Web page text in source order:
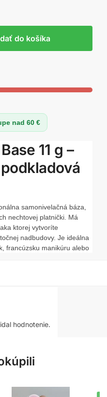
11 g –
samonivelačná báza,
nechtovej platnički. Má
ktorej vytvoríte
nadbudovy. Je ideálna
francúzsku manikúru alebo
formula
nechty pri zachovaní ich
promótor adhézie pre
do košíka
nad 60 €
hodnotenie.